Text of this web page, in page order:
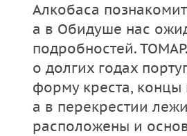
Алкобаса
а в Обидуше нас
подробностей.
о долгих годах
форму креста, концы
а в перекрестии
расположены и